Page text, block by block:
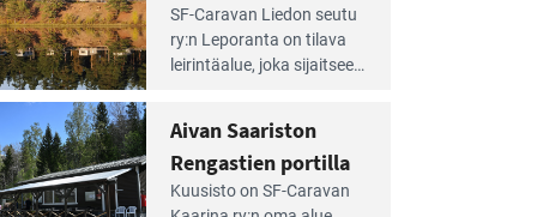
SF-Caravan Liedon seutu
ry:n Leporanta on tilava
leirintäalue, joka sijaitsee
ympärillä. – Lampi on
upea ja puhdas, ja se
tarjoaa ympäris­töineen
Aivan Saariston
Rengastien portilla
Kuusisto on SF-Caravan